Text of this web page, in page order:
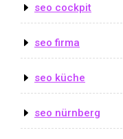
seo cockpit
seo firma
seo küche
seo nürnberg